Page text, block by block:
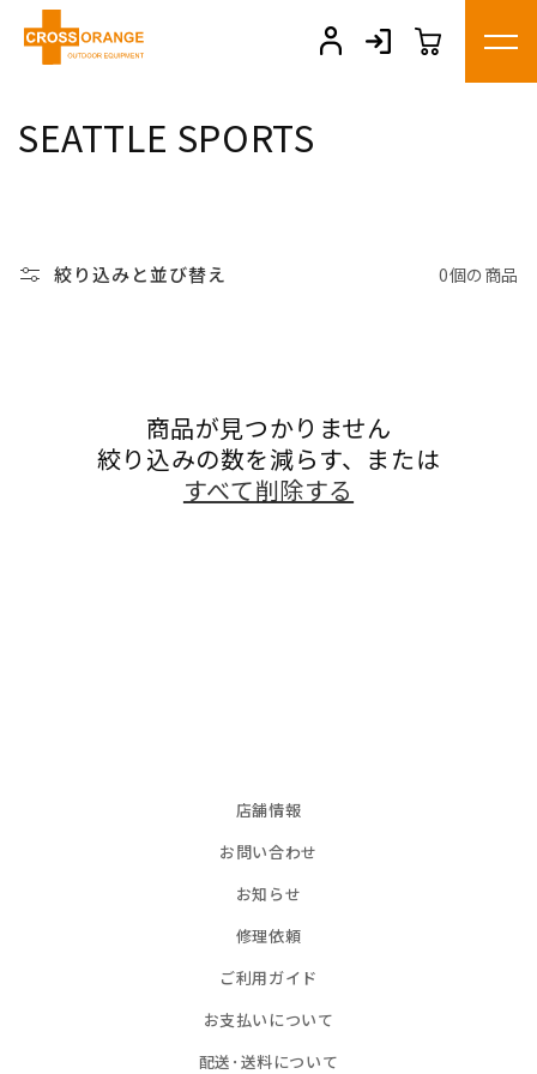
ンツに
進む
コ
シ
SEATTLE SPORTS
絞り込みと並び替え 0個の商品
商品が見つかりません
絞り込みの数を減らす、または
すべて削除する
店舗情報
お問い合わせ
お知らせ
修理依頼
ご利用ガイド
お支払いについて
配送･送料について